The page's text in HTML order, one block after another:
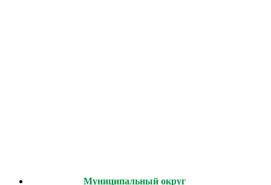
Муниципальный округ